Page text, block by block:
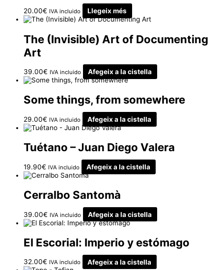
20.00€ IVA incluido Llegeix més
The (Invisible) Art of Documenting
Art
39.00€ IVA incluido Afegeix a la cistella
Some things, from somewhere
29.00€ IVA incluido Afegeix a la cistella
Tuétano – Juan Diego Valera
19.90€ IVA incluido Afegeix a la cistella
Cerralbo Santomà
39.00€ IVA incluido Afegeix a la cistella
El Escorial: Imperio y estómago
32.00€ IVA incluido Afegeix a la cistella